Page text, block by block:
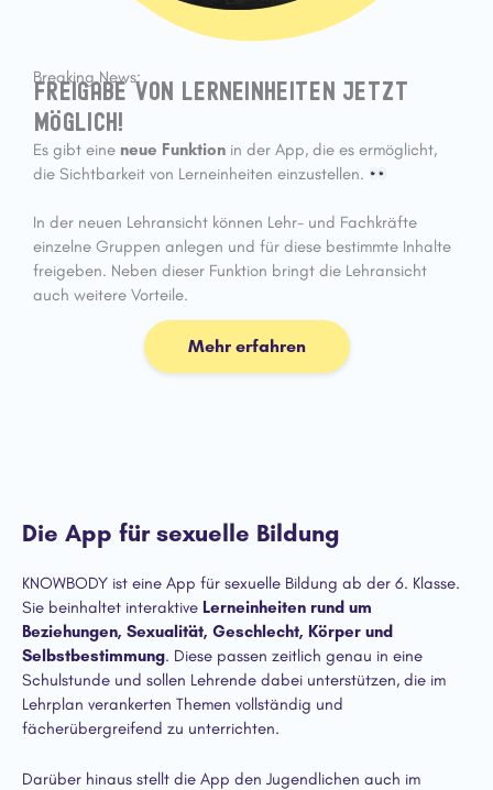
Breaking News:
Freigabe von Lerneinheiten jetzt
möglich!
Es gibt eine neue Funktion in der App, die es ermöglicht,
die Sichtbarkeit von Lerneinheiten einzustellen.
In der neuen Lehransicht können Lehr- und Fachkräfte
einzelne Gruppen anlegen und für diese bestimmte Inhalte
freigeben. Neben dieser Funktion bringt die Lehransicht
auch weitere Vorteile.
Mehr erfahren
Die App für sexuelle Bildung
KNOWBODY ist eine App für sexuelle Bildung ab der 6. Klasse.
Sie beinhaltet interaktive Lerneinheiten rund um
Beziehungen, Sexualität, Geschlecht, Körper und
Selbstbestimmung. Diese passen zeitlich genau in eine
Schulstunde und sollen Lehrende dabei unterstützen, die im
Lehrplan verankerten Themen vollständig und
fächerübergreifend zu unterrichten.
Darüber hinaus stellt die App den Jugendlichen auch im